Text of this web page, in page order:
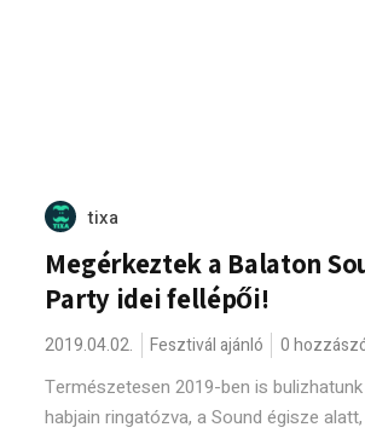
tixa
Megérkeztek a Balaton
Party idei fellépői!
2019.04.02. Fesztivál ajánló 0
Természetesen 2019-ben is
habjain ringatózva, a Sound égisze